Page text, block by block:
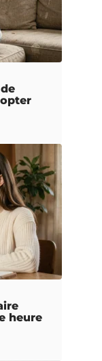
heure